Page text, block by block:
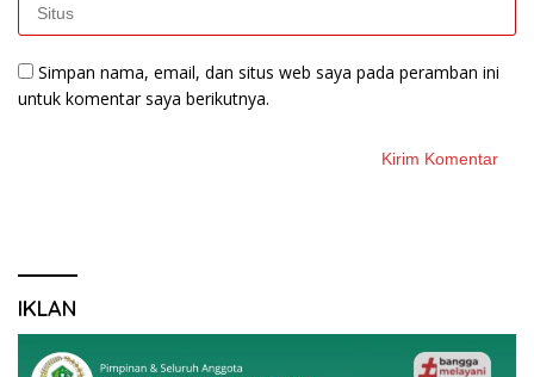
Simpan nama, email, dan situs web saya pada peramban ini
untuk komentar saya berikutnya.
IKLAN